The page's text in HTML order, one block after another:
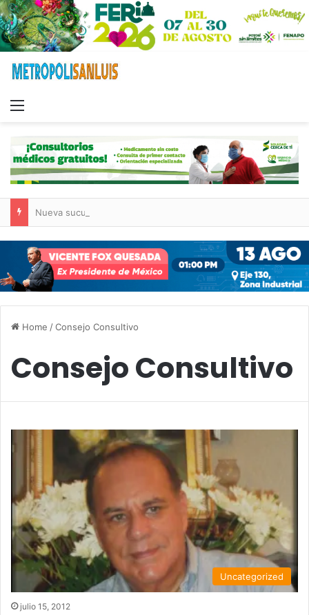
Home /Consejo Consultivo
Consejo Consultivo
Uncategorized
julio 15, 2012